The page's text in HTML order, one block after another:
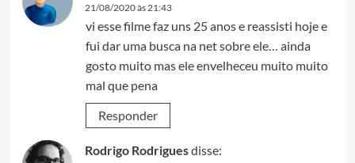
21/08/2020 às 21:43
vi esse filme faz uns 25 anos e reassisti hoje e
fui dar uma busca na net sobre ele… ainda
gosto muito mas ele envelheceu muito muito
mal que pena
Responder
Rodrigo Rodriguesdisse: